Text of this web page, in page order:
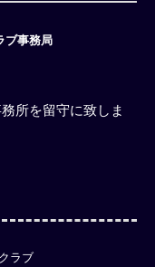
ブ事務局
所を留守に致しま
ラブ